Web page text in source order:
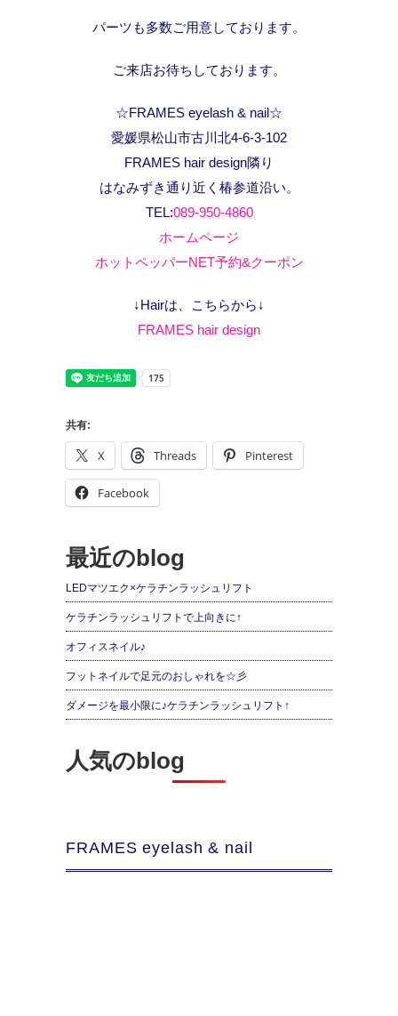
パーツも多数ご用意しております。
ご来店お待ちしております。
☆FRAMES eyelash & nail☆
愛媛県松山市古川北4-6-3-102
FRAMES hair design隣り
はなみずき通り近く椿参道沿い。
TEL:089-950-4860
ホームページ
ホットペッパーNET予約&クーポン
↓Hairは、こちらから↓
FRAMES hair design
共有:
X Threads Pinterest
Facebook
最近のblog
LEDマツエク×ケラチンラッシュリフト
ケラチンラッシュリフトで上向きに↑
オフィスネイル♪
フットネイルで足元のおしゃれを☆彡
ダメージを最小限に♪ケラチンラッシュリフト↑
人気のblog
FRAMES eyelash & nail